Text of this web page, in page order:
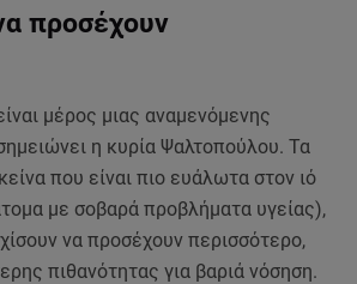
προσέχουν
μέρος μιας αναμενόμενης
η κυρία Ψαλτοπούλου. Τα
που είναι πιο ευάλωτα στον ιό
με σοβαρά προβλήματα υγείας),
να προσέχουν περισσότερο,
πιθανότητας για βαριά νόσηση.